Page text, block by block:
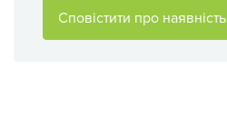
Сповістити про наявність